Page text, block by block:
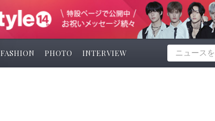
FASHION PHOTO INTERVIEW